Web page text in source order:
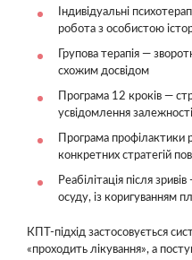
Індивідуальні
робота з особистою
Групова терапія —
схожим досвідом
Програма 12 кроків —
усвідомлення залежності
Програма
конкретних стратегій
Реабілітація після
осуду, із коригуванням
КПТ-підхід застосовується
«проходить лікування», а